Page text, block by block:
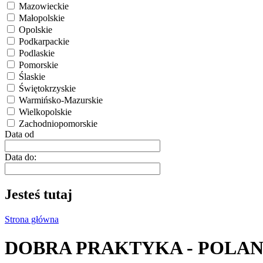
Mazowieckie
Małopolskie
Opolskie
Podkarpackie
Podlaskie
Pomorskie
Ślaskie
Świętokrzyskie
Warmińsko-Mazurskie
Wielkopolskie
Zachodniopomorskie
Data od
Data do:
Jesteś tutaj
Strona główna
DOBRA PRAKTYKA -